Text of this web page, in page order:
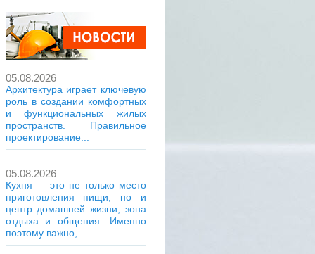
05.08.2026
Архитектура играет ключевую
роль в создании комфортных
и функциональных жилых
пространств. Правильное
проектирование...
05.08.2026
Кухня — это не только место
приготовления пищи, но и
центр домашней жизни, зона
отдыха и общения. Именно
поэтому важно,...